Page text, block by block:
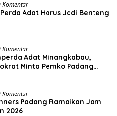
Komentar
Perda Adat Harus Jadi Benteng
Komentar
Adat Minangkabau,
Minta Pemko Padang
Komentar
Padang Ramaikan Jam
2026